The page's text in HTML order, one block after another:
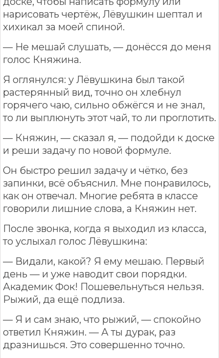
нарисовать чертёж, Лёвушкин шептал и
хихикал за моей спиной.
— Не мешай слушать, — донёсся до меня
голос Княжина.
Я оглянулся: у Лёвушкина был такой
растерянный вид, точно он хлебнул
горячего чаю, сильно обжёгся и не знал,
то ли выплюнуть этот чай, то ли проглотить.
— Княжин, — сказал я, — подойди к доске
и реши задачу по новой формуле.
Он быстро решил задачу и чётко, без
запинки, всё объяснил. Мне понравилось,
как он отвечал. Многие ребята в классе
говорили лишние слова, а Княжин нет.
После звонка, когда я выходил из класса,
то услыхал голос Лёвушкина:
— Видали, какой? Я ему мешаю. Первый
день — и уже наводит свои порядки.
Академик Фок! Пошевельнуться нельзя.
Рыжий, да ещё подлиза.
— Я и сам знаю, что рыжий, — спокойно
ответил Княжин. — А ты дурак, раз
дразнишься. Это совершенно точно.